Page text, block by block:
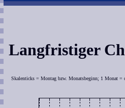
Langfristiger
Skalenticks = Montag bzw. Monatsbeginn; 1 Monat =